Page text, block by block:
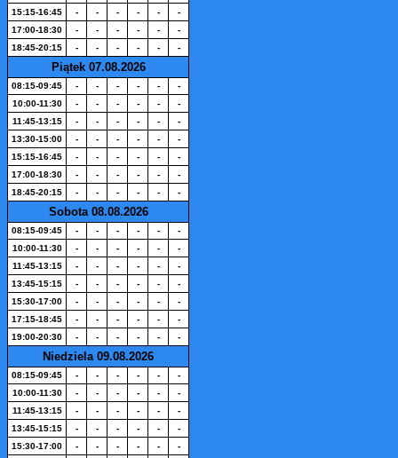
15:15-16:45
- - - - -
-
17:00-18:30
- - - - -
-
18:45-20:15
- - - - - -
Piątek 07.08.2026
08:15-09:45 - - - - -
-
10:00-11:30
- - - - -
-
11:45-13:15
- - - - -
-
13:30-15:00
- - - - -
-
15:15-16:45
- - - - -
-
17:00-18:30
- - - - -
-
18:45-20:15
- - - - - -
Sobota 08.08.2026
08:15-09:45 - - - - -
-
10:00-11:30
- - - - -
-
11:45-13:15
- - - - -
-
13:45-15:15
- - - - -
-
15:30-17:00
- - - - -
-
17:15-18:45
- - - - -
-
19:00-20:30
- - - - - -
Niedziela 09.08.2026
08:15-09:45 - - - - -
-
10:00-11:30
- - - - -
-
11:45-13:15
- - - - -
-
13:45-15:15
- - - - -
-
15:30-17:00
- - - - -
-